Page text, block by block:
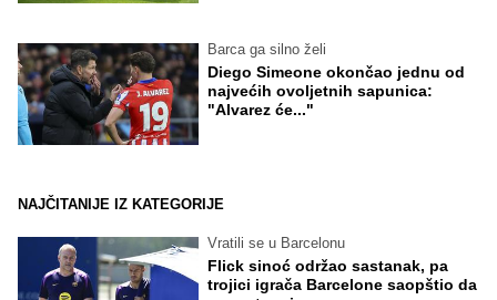
Barca ga silno želi
Diego Simeone okončao jednu od
najvećih ovoljetnih sapunica:
"Alvarez će..."
NAJČITANIJE IZ KATEGORIJE
Vratili se u Barcelonu
Flick sinoć održao sastanak, pa
trojici igrača Barcelone saopštio da